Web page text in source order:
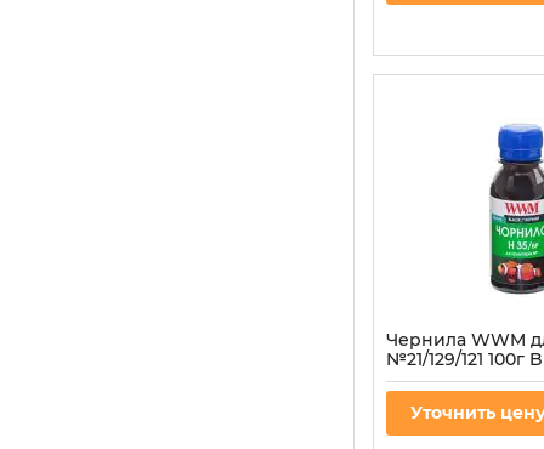
Чернила WWM
№21/129/121 100г
пигментная
СНПЧ
Артикул:H35/BP-2
Уточнить